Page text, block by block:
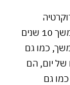
מסועפת ודורש היתרים רבים, ועשוי להימשך 10 שנים
כמו גם
של יום, הם
גם